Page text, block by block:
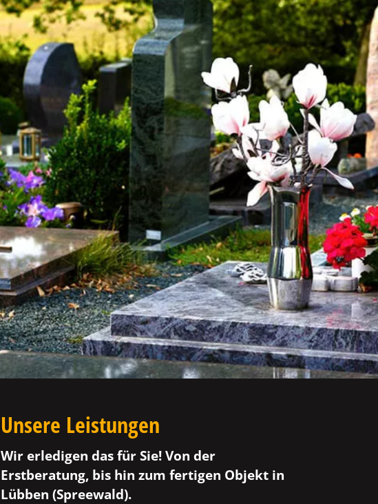
Unsere Leistungen
Wir erledigen das für Sie! Von der
Erstberatung, bis hin zum fertigen Objekt in
Lübben (Spreewald).